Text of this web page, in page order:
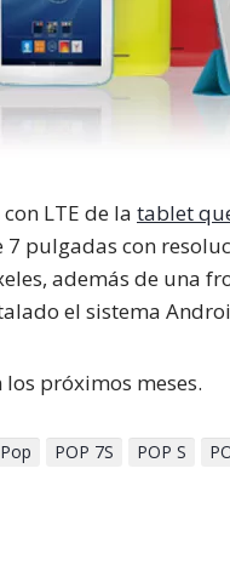
LTE de la tablet
7 pulgadas con
además de una
el sistema
próximos meses.
Pop POP 7S POP S